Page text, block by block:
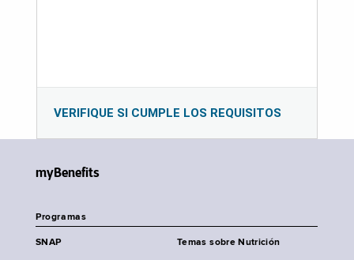
VERIFIQUE SI CUMPLE LOS REQUISITOS
myBenefits
Programas
SNAP Temas sobre Nutrición